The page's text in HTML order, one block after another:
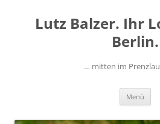
springenLutz Balzer. Ihr
Berlin.
… mitten im
Menü